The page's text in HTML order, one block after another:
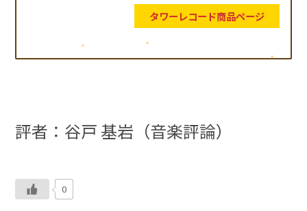
タワーレコード商品ページ
評者：谷戸 基岩（音楽評論）
0